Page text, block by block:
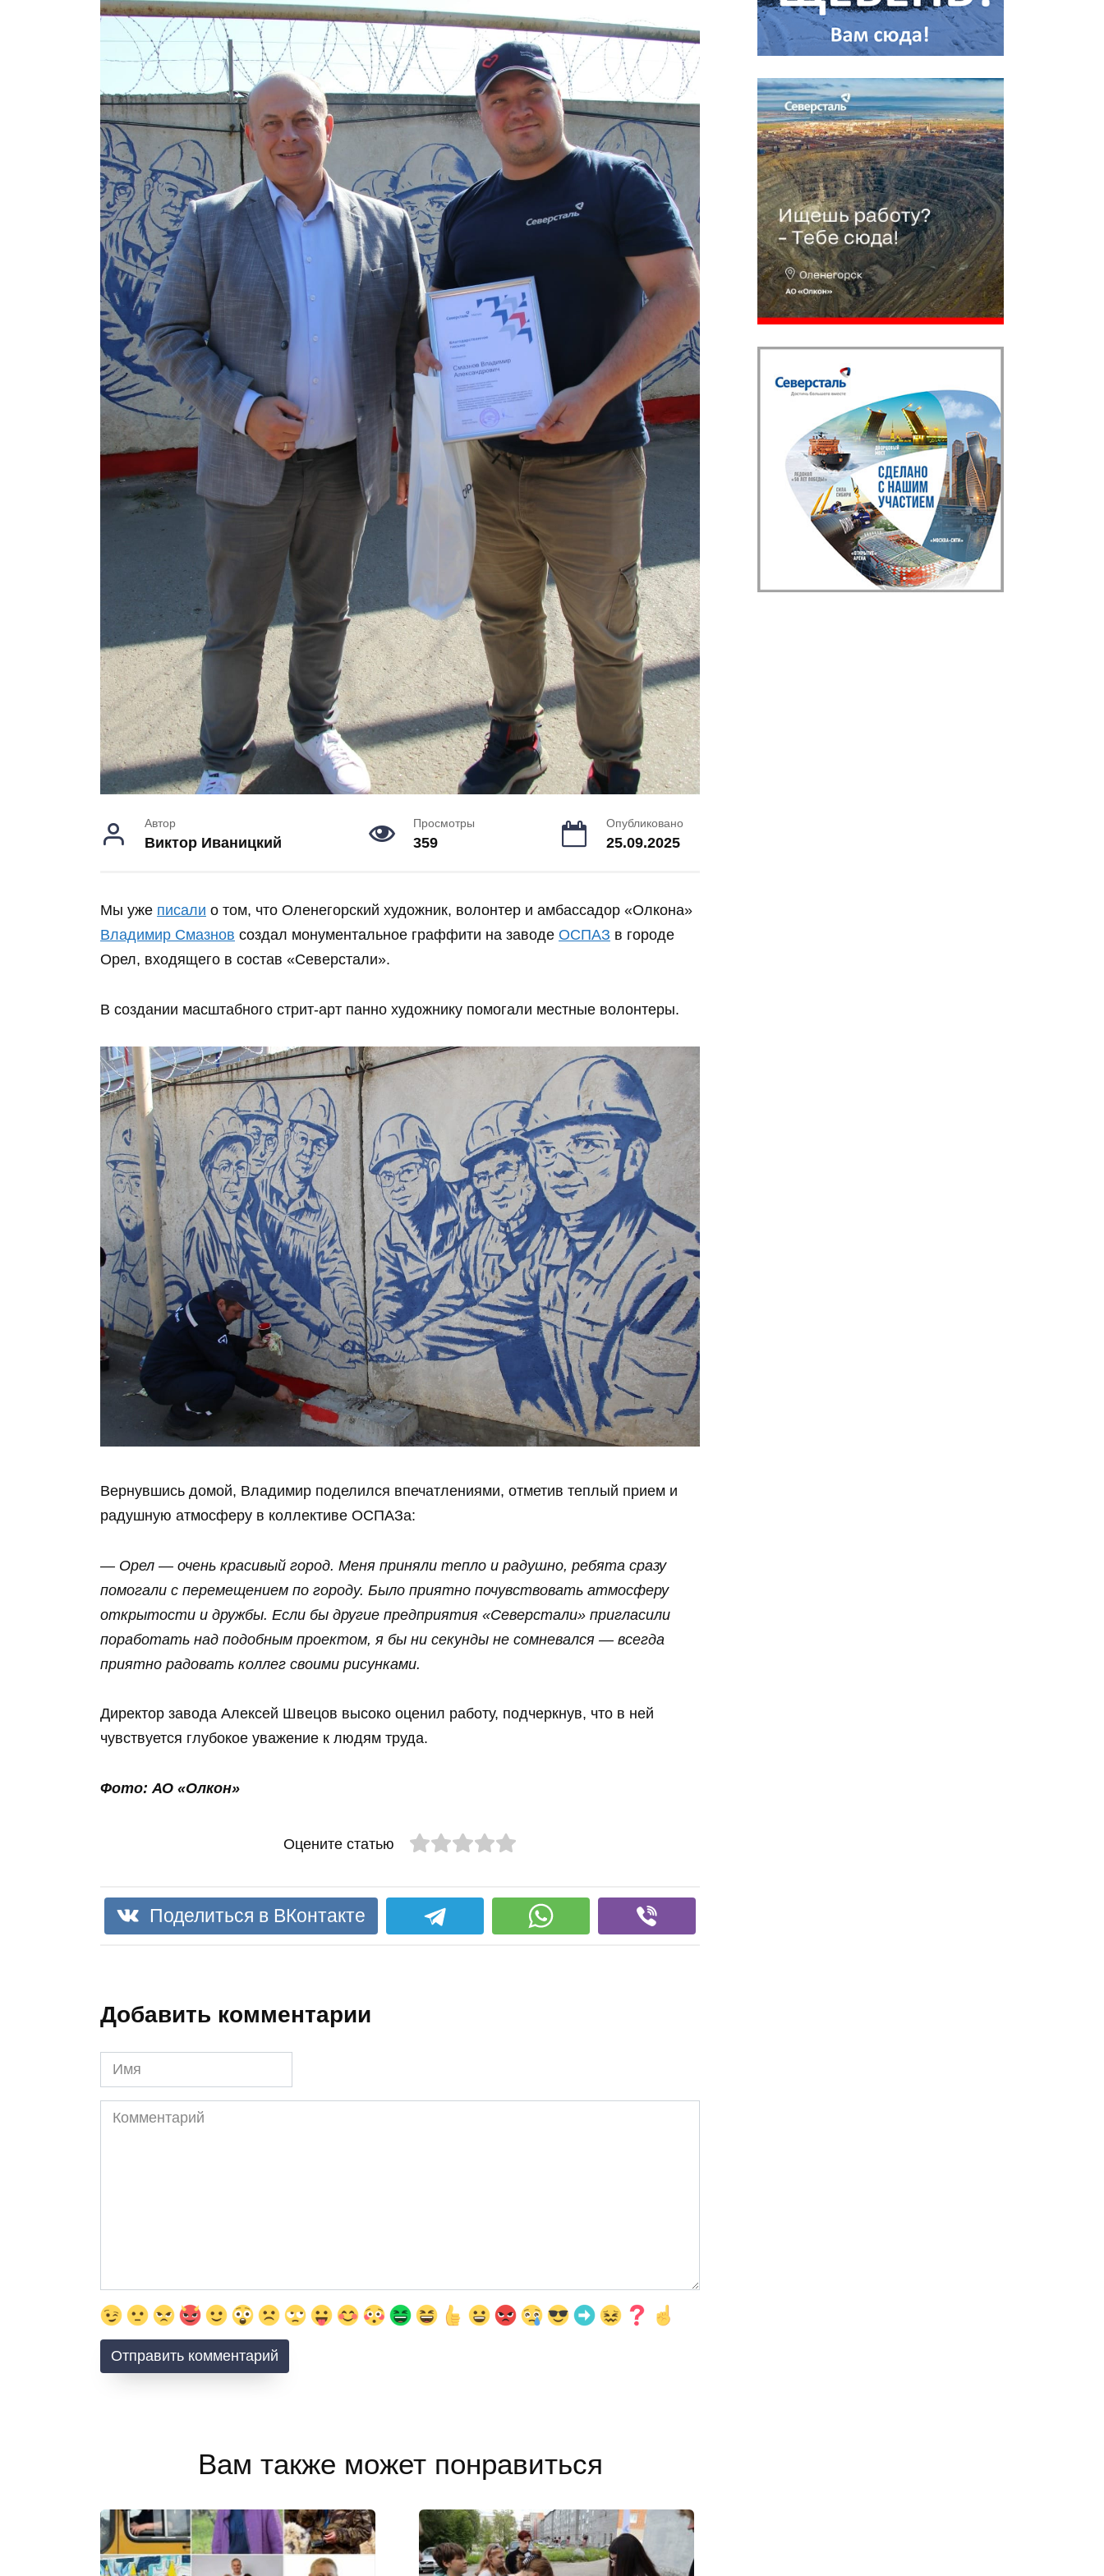
Автор
Виктор Иваницкий
Просмотры
359
Опубликовано
25.09.2025
Мы уже писали о том, что Оленегорский художник, волонтер и амбассадор «Олкона»
Владимир Смазнов создал монументальное граффити на заводе ОСПАЗ в городе
Орел, входящего в состав «Северстали».
В создании масштабного стрит-арт панно художнику помогали местные волонтеры.
Вернувшись домой, Владимир поделился впечатлениями, отметив теплый прием и
радушную атмосферу в коллективе ОСПАЗа:
— Орел — очень красивый город. Меня приняли тепло и радушно, ребята сразу
помогали с перемещением по городу. Было приятно почувствовать атмосферу
открытости и дружбы. Если бы другие предприятия «Северстали» пригласили
поработать над подобным проектом, я бы ни секунды не сомневался — всегда
приятно радовать коллег своими рисунками.
Директор завода Алексей Швецов высоко оценил работу, подчеркнув, что в ней
чувствуется глубокое уважение к людям труда.
Фото: АО «Олкон»
Оцените статью
Поделиться в ВКонтакте
Добавить комментарии
Имя
Комментарий
Вам также может понравиться